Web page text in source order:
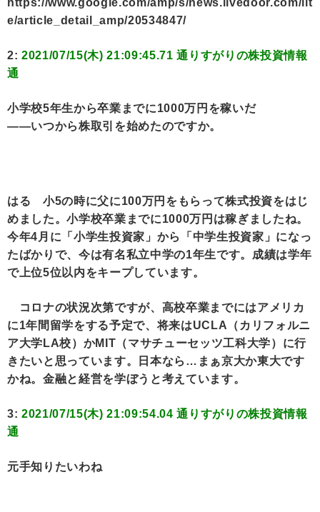
https://www.google.com/amp/s/news.livedoor.com/lit
e/article_detail_amp/20534847/
2: 2021/07/15(木) 21:09:45.71 通りすがりの株投資情報
通
小学校5年生から卒業までに1000万円を稼いだ
――いつから株取引を始めたのですか。
はる 小5の時に父に100万円をもらって株式投資をはじ
めました。小学校卒業までに1000万円は稼ぎましたね。
今年4月に「小学生投資家」から「中学生投資家」になっ
たばかりで、今は有名私立中学の1年生です。成績は学年
で上位5位以内をキープしています。
コロナの状況次第ですが、高校卒業までにはアメリカ
に1年間留学をする予定で、将来はUCLA（カリフォルニ
ア大学LA校）かMIT（マサチューセッツ工科大学）に行
きたいと思っています。日本なら…まぁ京大か東大です
かね。金融と経営を学ぼうと考えています。
3: 2021/07/15(木) 21:09:54.04 通りすがりの株投資情報
通
元手知りたいわね